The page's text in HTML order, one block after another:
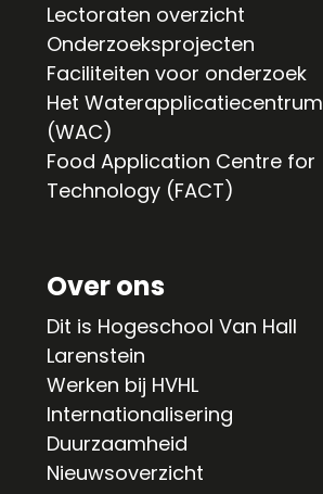
Lectoraten overzicht
Onderzoeksprojecten
Faciliteiten voor onderzoek
Het Waterapplicatiecentrum
(WAC)
Food Application Centre for
Technology (FACT)
Over ons
Dit is Hogeschool Van Hall
Larenstein
Werken bij HVHL
Internationalisering
Duurzaamheid
Nieuwsoverzicht